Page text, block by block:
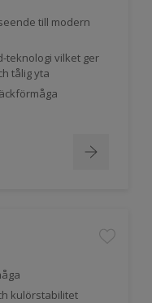
till modern
teknologi vilket ger
tålig yta
kulörstabilitet